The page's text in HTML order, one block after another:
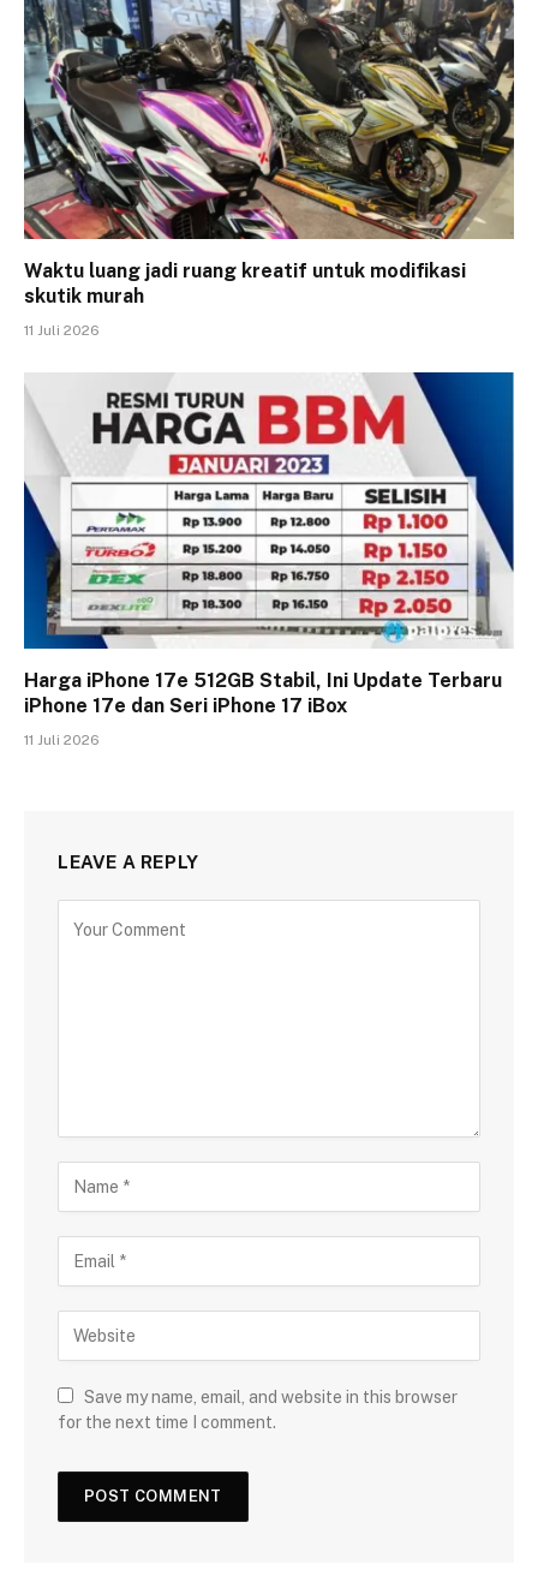
Waktu luang jadi ruang kreatif untuk modifikasi
skutik murah
11 Juli 2026
Harga iPhone 17e 512GB Stabil, Ini Update Terbaru
iPhone 17e dan Seri iPhone 17 iBox
11 Juli 2026
LEAVE A REPLY
Save my name, email, and website in this browser
for the next time I comment.